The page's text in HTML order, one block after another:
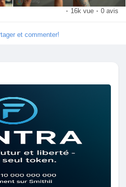
· 16k vue · 0 avis
et commenter!